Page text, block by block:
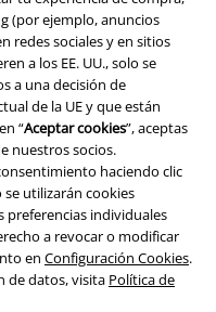
(por ejemplo, anuncios
redes sociales y en sitios
a los EE. UU., solo se
a una decisión de
de la UE y que están
“Aceptar cookies”, aceptas
nuestros socios.
haciendo clic
utilizarán cookies
preferencias individuales
a revocar o modificar
en Configuración Cookies.
de datos, visita Política de
medioambiente